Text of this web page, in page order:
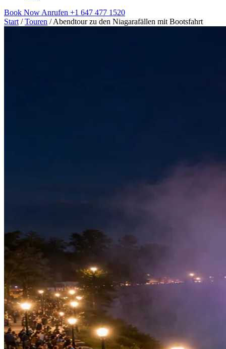
Book Now Anrufen +1 647 477 1520
Start / Touren / Abendtour zu den Niagarafällen mit Bootsfahrt